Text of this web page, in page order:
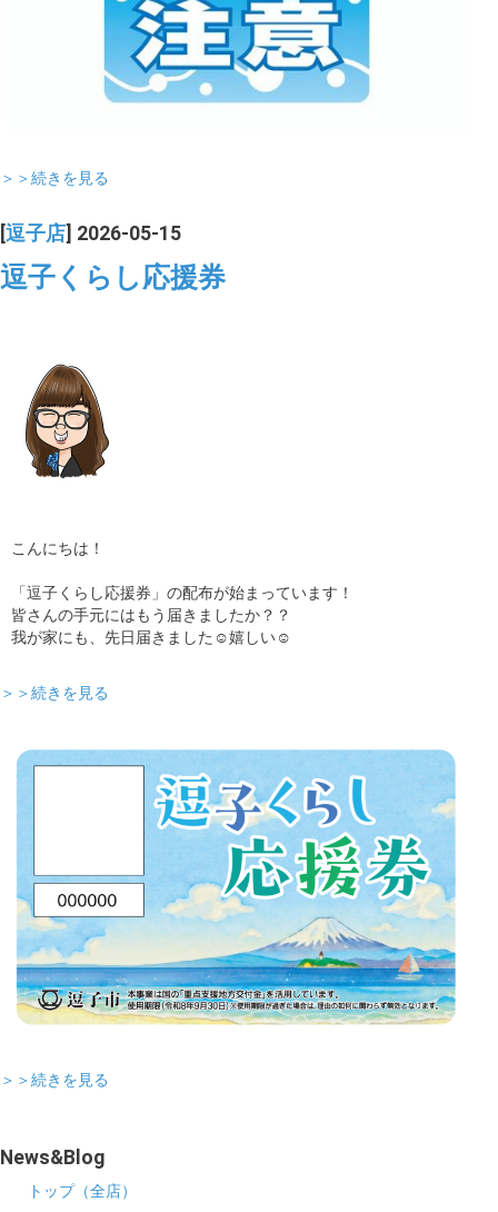
＞＞続きを見る
[逗子店] 2026-05-15
逗子くらし応援券
こんにちは！
「逗子くらし応援券」の配布が始まっています！
皆さんの手元にはもう届きましたか？？
我が家にも、先日届きました☺嬉しい☺
＞＞続きを見る
＞＞続きを見る
News&Blog
トップ（全店）